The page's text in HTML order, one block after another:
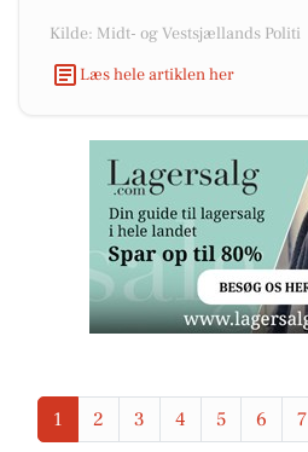
Kilde: Midt- og Vestsjællands Politi
Læs hele artiklen her
1 2 3 4 5 6 7